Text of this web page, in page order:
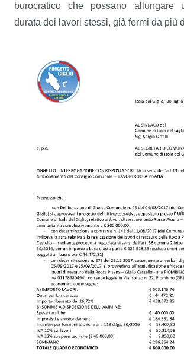
burocratico che possano allungare
durata dei lavori stessi, già fermi da più